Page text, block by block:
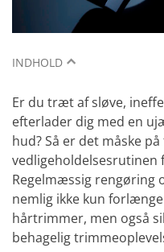
INDHOLD
Er du træt af sløve,
efterlader dig med en
hud? Så er det måske
Regelmæssig rengøring
nemlig ikke kun
hårtrimmer, men også
behagelig